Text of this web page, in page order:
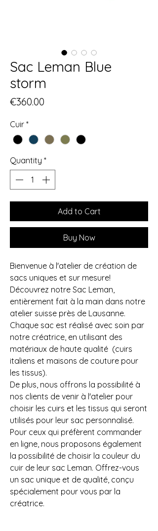
Sac Leman Blue
storm
€360.00
Cuir *
Quantity *
Add to Cart
Buy Now
Bienvenue à l'atelier de création de
sacs uniques et sur mesure!
Découvrez notre Sac Leman,
entièrement fait à la main dans notre
atelier suisse près de Lausanne.
Chaque sac est réalisé avec soin par
notre créatrice, en utilisant des
matériaux de haute qualité (cuirs
italiens et maisons de couture pour
les tissus).
De plus, nous offrons la possibilité à
nos clients de venir à l'atelier pour
choisir les cuirs et les tissus qui seront
utilisés pour leur sac personnalisé.
Pour ceux qui préfèrent commander
en ligne, nous proposons également
la possibilité de choisir la couleur du
cuir de leur sac Leman. Offrez-vous
un sac unique et de qualité, conçu
spécialement pour vous par la
créatrice.